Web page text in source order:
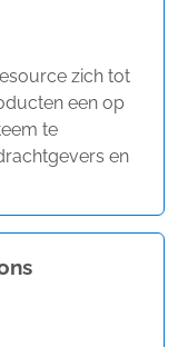
zich tot
een op
te
en